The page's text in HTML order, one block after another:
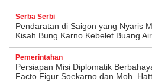
Serba Serbi
Pendaratan di Saigon yang Nyaris
Kisah Bung Karno Kebelet Buang
Pemerintahan
Persiapan Misi Diplomatik
Facto Figur Soekarno dan Moh.